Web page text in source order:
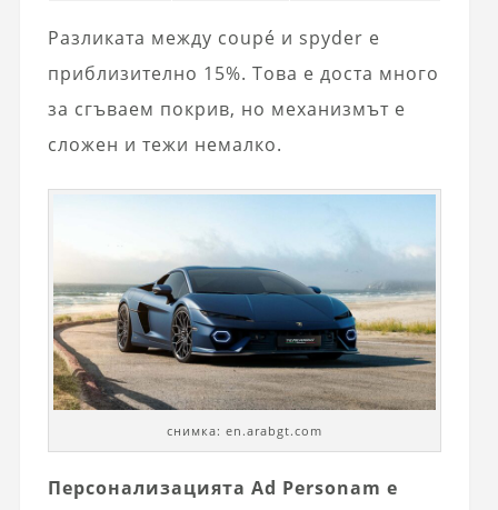
Разликата между coupé и spyder е
приблизително 15%. Това е доста много
за сгъваем покрив, но механизмът е
сложен и тежи немалко.
снимка: en.arabgt.com
Персонализацията Ad Personam е